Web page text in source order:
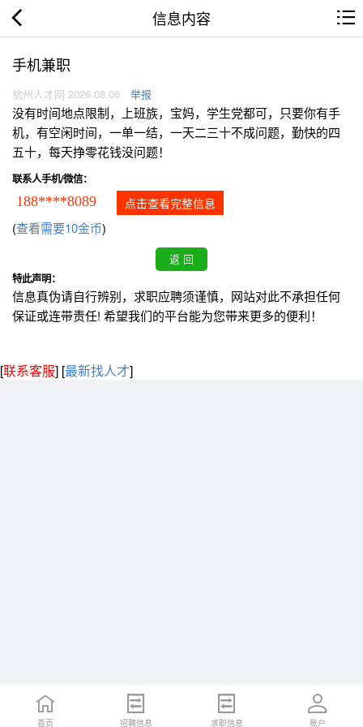
信息内容
手机兼职
杭州人才网 2026.08.06 举报
没有时间地点限制，上班族，宝妈，学生党都可，只要你有手
机，有空闲时间，一单一结，一天二三十不成问题，勤快的四
五十，每天挣零花钱没问题！
联系人手机/微信：
188****8089 点击查看完整信息
(查看需要10金币)
特此声明：
信息真伪请自行辨别，求职应聘须谨慎，网站对此不承担任何
保证或连带责任! 希望我们的平台能为您带来更多的便利！
[联系客服] [最新找人才]
首页 招聘信息 求职信息 账户